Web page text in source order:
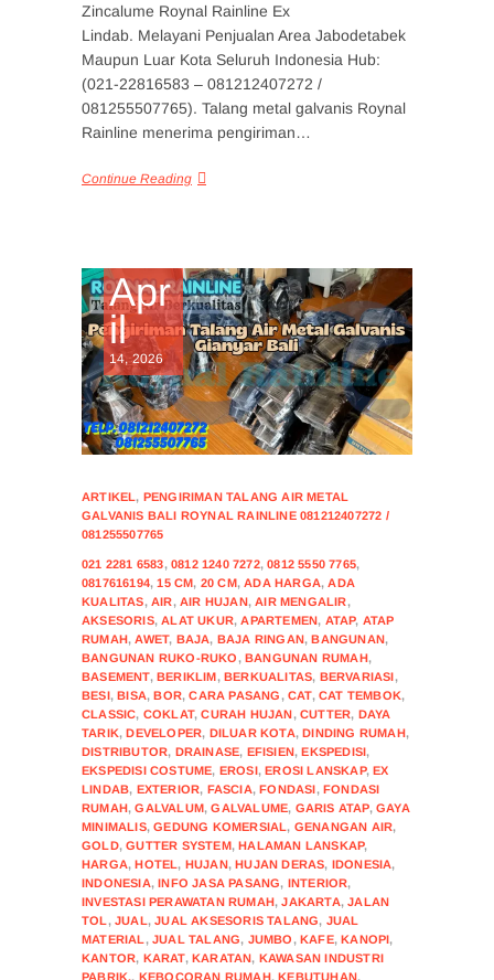
Zincalume Roynal Rainline Ex
Lindab. Melayani Penjualan Area Jabodetabek
Maupun Luar Kota Seluruh Indonesia Hub:
(021-22816583 – 081212407272 /
081255507765). Talang metal galvanis Roynal
Rainline menerima pengiriman…
Continue Reading
Apr
il
14, 2026
ARTIKEL, PENGIRIMAN TALANG AIR METAL
GALVANIS BALI ROYNAL RAINLINE 081212407272 /
081255507765
021 2281 6583,0812 1240 7272,0812 5550 7765,
0817616194,15 CM, 20 CM,ADA HARGA,ADA
KUALITAS,AIR,AIR HUJAN,AIR MENGALIR,
AKSESORIS,ALAT UKUR,APARTEMEN, ATAP, ATAP
RUMAH,AWET, BAJA, BAJA RINGAN,BANGUNAN,
BANGUNAN RUKO-RUKO ,BANGUNAN RUMAH,
BASEMENT,BERIKLIM,BERKUALITAS, BERVARIASI,
BESI,BISA,BOR,CARA PASANG ,CAT,CAT TEMBOK,
CLASSIC, COKLAT,CURAH HUJAN,CUTTER, DAYA
TARIK,DEVELOPER, DILUAR KOTA,DINDING RUMAH,
DISTRIBUTOR, DRAINASE, EFISIEN,EKSPEDISI,
EKSPEDISI COSTUME, EROSI,EROSI LANSKAP,EX
LINDAB, EXTERIOR, FASCIA,FONDASI,FONDASI
RUMAH,GALVALUM,GALVALUME, GARIS ATAP,GAYA
MINIMALIS,GEDUNG KOMERSIAL, GENANGAN AIR,
GOLD,GUTTER SYSTEM,HALAMAN LANSKAP,
HARGA,HOTEL, HUJAN,HUJAN DERAS, IDONESIA,
INDONESIA,INFO JASA PASANG, INTERIOR,
INVESTASI PERAWATAN RUMAH,JAKARTA,JALAN
TOL ,JUAL,JUAL AKSESORIS TALANG, JUAL
MATERIAL ,JUAL TALANG, JUMBO ,KAFE,KANOPI,
KANTOR, KARAT,KARATAN, KAWASAN INDUSTRI
PABRIK., KEBOCORAN RUMAH,KEBUTUHAN,